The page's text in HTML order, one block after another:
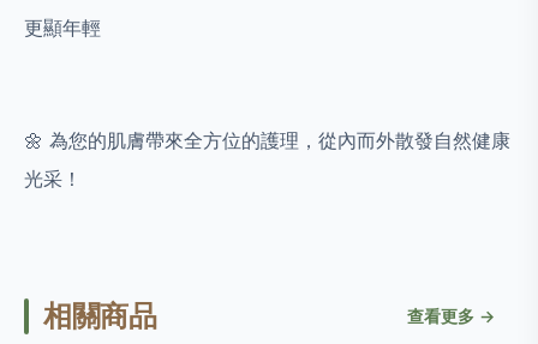
更顯年輕
🌼 為您的肌膚帶來全方位的護理，從內而外散發自然健康
光采！
相關商品 查看更多 →